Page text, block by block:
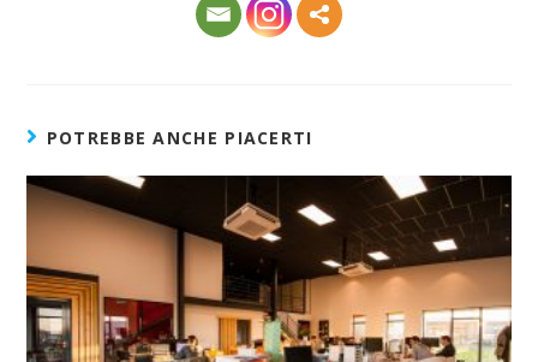
POTREBBE ANCHE PIACERTI